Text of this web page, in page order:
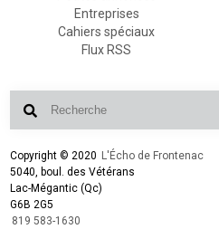
Entreprises
Cahiers spéciaux
Flux RSS
Copyright © 2020 L'Écho de Frontenac
5040, boul. des Vétérans
Lac-Mégantic (Qc)
G6B 2G5
819 583-1630